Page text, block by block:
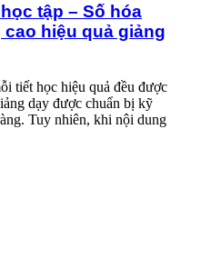
tập – Số hóa
hiệu quả giảng
tiết học hiệu quả đều được
dạy được chuẩn bị kỹ
Tuy nhiên, khi nội dung
non – Nền tảng cho chuyển